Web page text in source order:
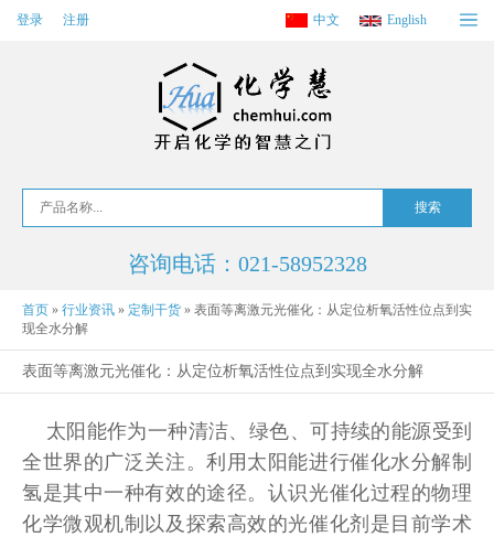
登录 注册 中文 English
咨询电话：021-58952328
首页 » 行业资讯 » 定制干货 » 表面等离激元光催化：从定位析氧活性位点到实
现全水分解
表面等离激元光催化：从定位析氧活性位点到实现全水分解
太阳能作为一种清洁、绿色、可持续的能源受到
全世界的广泛关注。利用太阳能进行催化水分解制
氢是其中一种有效的途径。认识光催化过程的物理
化学微观机制以及探索高效的光催化剂是目前学术